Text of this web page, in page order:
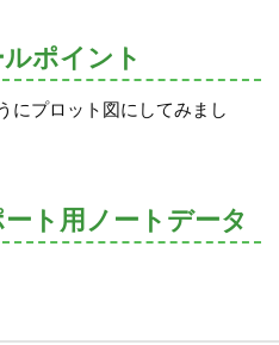
ポイント
にプロット図にしてみまし
ト用ノートデータ